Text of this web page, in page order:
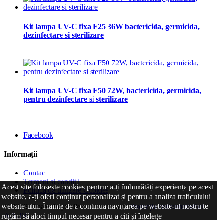
Kit lampa UV-C fixa F25 36W bactericida, germicida,
dezinfectare si sterilizare
Kit lampa UV-C fixa F50 72W, bactericida, germicida,
pentru dezinfectare si sterilizare
Facebook
Informaţii
Contact
Termeni și condiții
Politica de utilizare Cookies
© 2026 | Toate drepturile sunt rezervate |Protecția consumatorilor
A.N.P.C.
Acest site folosește cookies pentru: a-ți îmbunătăți experiența pe acest
website, a-ți oferi conținut personalizat și pentru a analiza traficulului
website-ului. Înainte de a continua navigarea pe website-ul nostru te
rugăm să aloci timpul necesar pentru a citi și înțelege